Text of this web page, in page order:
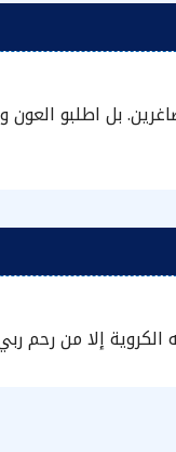
بل اطلبو العون
الكروية إلا من رحم